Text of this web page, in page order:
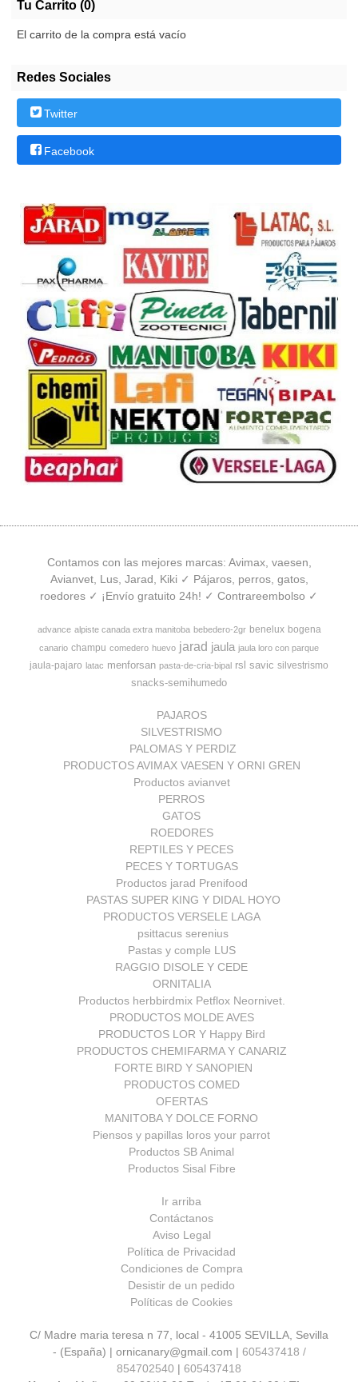
Tu Carrito (0)
El carrito de la compra está vacío
Redes Sociales
Twitter
Facebook
Contamos con las mejores marcas: Avimax, vaesen,
Avianvet, Lus, Jarad, Kiki ✓ Pájaros, perros, gatos,
roedores ✓ ¡Envío gratuito 24h! ✓ Contrareembolso ✓
advance alpiste canada extra manitoba bebedero-2gr benelux bogena
canario champu comedero huevo jarad jaula jaula loro con parque
jaula-pajaro latac menforsan pasta-de-cria-bipal rsl savic silvestrismo
snacks-semihumedo
PAJAROS
SILVESTRISMO
PALOMAS Y PERDIZ
PRODUCTOS AVIMAX VAESEN Y ORNI GREN
Productos avianvet
PERROS
GATOS
ROEDORES
REPTILES Y PECES
PECES Y TORTUGAS
Productos jarad Prenifood
PASTAS SUPER KING Y DIDAL HOYO
PRODUCTOS VERSELE LAGA
psittacus serenius
Pastas y comple LUS
RAGGIO DISOLE Y CEDE
ORNITALIA
Productos herbbirdmix Petflox Neornivet.
PRODUCTOS MOLDE AVES
PRODUCTOS LOR Y Happy Bird
PRODUCTOS CHEMIFARMA Y CANARIZ
FORTE BIRD Y SANOPIEN
PRODUCTOS COMED
OFERTAS
MANITOBA Y DOLCE FORNO
Piensos y papillas loros your parrot
Productos SB Animal
Productos Sisal Fibre
Ir arriba
Contáctanos
Aviso Legal
Política de Privacidad
Condiciones de Compra
Desistir de un pedido
Políticas de Cookies
C/ Madre maria teresa n 77, local - 41005 SEVILLA, Sevilla
- (España) | ornicanary@gmail.com | 605437418 /
854702540 | 605437418